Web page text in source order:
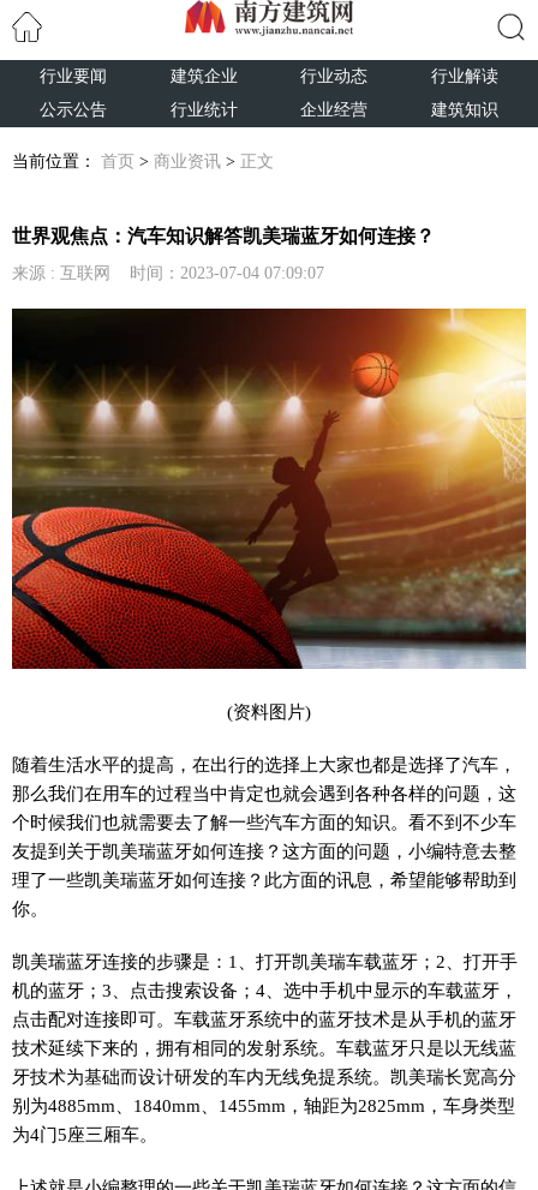
行业要闻 建筑企业 行业动态
行业解读
公示公告
行业统计 企业经营 建筑知识
当前位置： 首页 > 商业资讯 > 正文
世界观焦点：汽车知识解答凯美瑞蓝牙如何连接？
来源 : 互联网 时间：2023-07-04 07:09:07
(资料图片)
随着生活水平的提高，在出行的选择上大家也都是选择了汽车，
那么我们在用车的过程当中肯定也就会遇到各种各样的问题，这
个时候我们也就需要去了解一些汽车方面的知识。看不到不少车
友提到关于凯美瑞蓝牙如何连接？这方面的问题，小编特意去整
理了一些凯美瑞蓝牙如何连接？此方面的讯息，希望能够帮助到
你。
凯美瑞蓝牙连接的步骤是：1、打开凯美瑞车载蓝牙；2、打开手
机的蓝牙；3、点击搜索设备；4、选中手机中显示的车载蓝牙，
点击配对连接即可。车载蓝牙系统中的蓝牙技术是从手机的蓝牙
技术延续下来的，拥有相同的发射系统。车载蓝牙只是以无线蓝
牙技术为基础而设计研发的车内无线免提系统。凯美瑞长宽高分
别为4885mm、1840mm、1455mm，轴距为2825mm，车身类型
为4门5座三厢车。